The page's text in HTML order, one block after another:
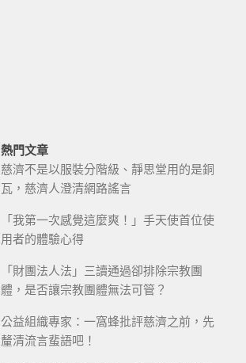
熱門文章
慈濟不是以服裝分階級、靜思堂用的是銅
瓦，慈濟人澄清網路謠言
「我第一次感覺這麼爽！」手天使首位使
用者的體驗心得
「財團法人法」三讀通過卻排除宗教團
體，是否讓宗教團體無法可管？
公益組織專家：一窩蜂批評慈濟之前，先
釐清流言蜚語吧！